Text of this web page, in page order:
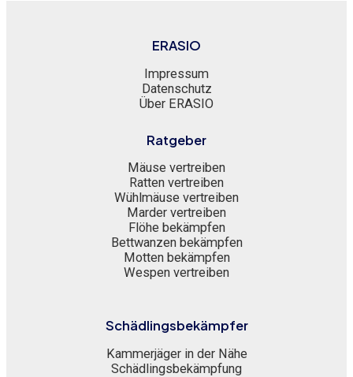
ERASIO
Impressum
Datenschutz
Über ERASIO
Ratgeber
Mäuse vertreiben
Ratten vertreiben
Wühlmäuse vertreiben
Marder vertreiben
Flöhe bekämpfen
Bettwanzen bekämpfen
Motten bekämpfen
Wespen vertreiben
Schädlingsbekämpfer
Kammerjäger in der Nähe
Schädlingsbekämpfung